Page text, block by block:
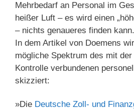
Mehrbedarf an Personal im
heißer Luft – es wird einen
– nichts genaueres finden kann.
In dem Artikel von Doemens
mögliche Spektrum des mit
Kontrolle verbundenen
skizziert:
»Die Deutsche Zoll- und